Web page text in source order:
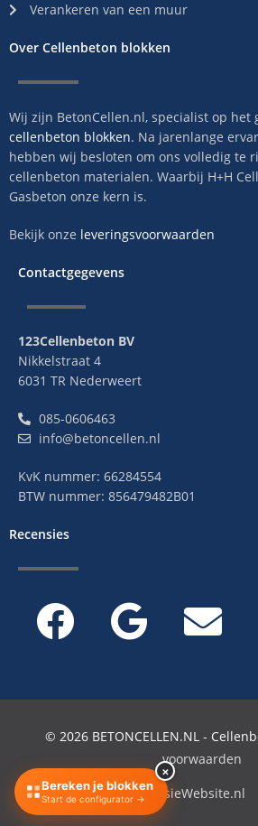
Bereken je blokken
Start de configurator →
×
Verankeren van een muur
Over Cellenbeton blokken
Wij zijn BetonCellen.nl, specialist op het
cellenbeton blokken. Na jarenlange
hebben wij besloten om ons volledig te
cellenbeton materialen. Waarbij H+H
Gasbeton onze kern is.
Bekijk onze leveringsvoorwaarden
Contactgegevens
123Cellenbeton BV
Nikkelstraat 4
6031 TR Nederweert
085-0606463
info@betoncellen.nl
KvK nummer: 66284554
BTW nummer: 856479482B01
Recensies
© 2026 BETONCELLEN.NL -
voorwaarden
Ontworpen doorConversieWebsite.nl